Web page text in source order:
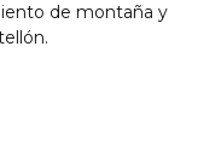
de montaña y